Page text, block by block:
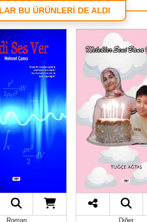
BU ÜRÜNLERİ DE ALDI
Roman
Diğer